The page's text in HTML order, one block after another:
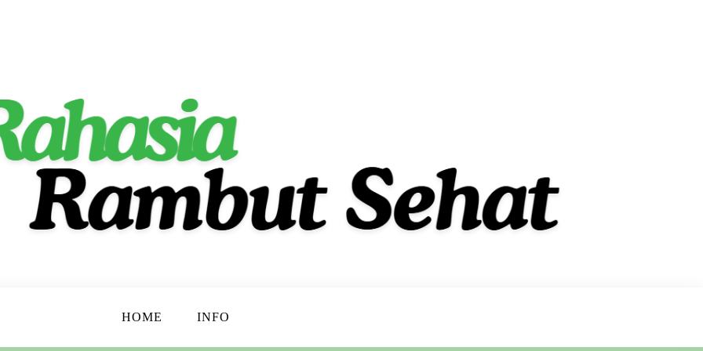
HOME INFO